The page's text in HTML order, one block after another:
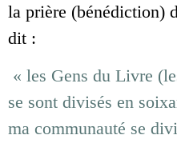
la prière (bénédiction)
dit :
« les Gens du Livre
se sont divisés en
ma communauté se